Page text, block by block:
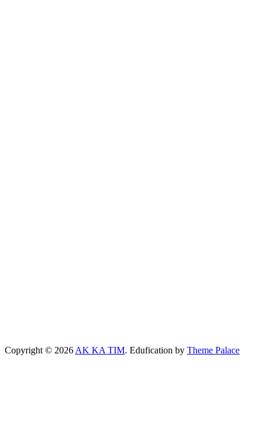
Copyright © 2026 AK KA TIM. Edufication by Theme Palace